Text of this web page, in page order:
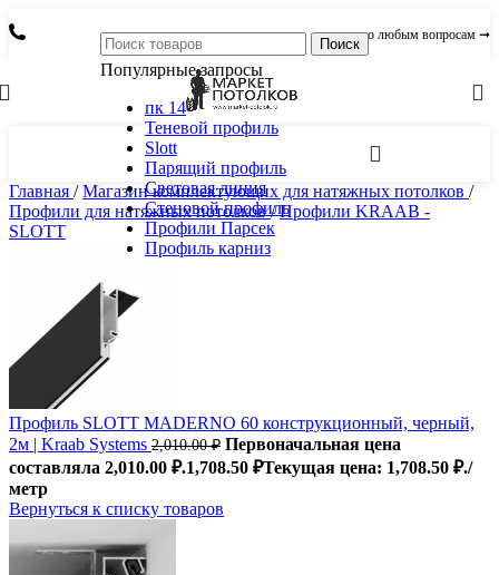
по любым вопросам ➞
Поиск
Популярные запросы
пк 14
Теневой профиль
Slott
Парящий профиль
Световая линия
Стеновой профиль
Профили Парсек
Профиль карниз
Главная / Магазин комплектующих для натяжных потолков /
Профили для натяжных потолков/ Профили KRAAB -
SLOTT
Профиль SLOTT MADERNO 60 конструкционный, черный,
2м | Kraab Systems 2,010.00₽ Первоначальная цена
составляла 2,010.00 ₽.1,708.50 ₽Текущая цена: 1,708.50 ₽./
метр
Вернуться к списку товаров